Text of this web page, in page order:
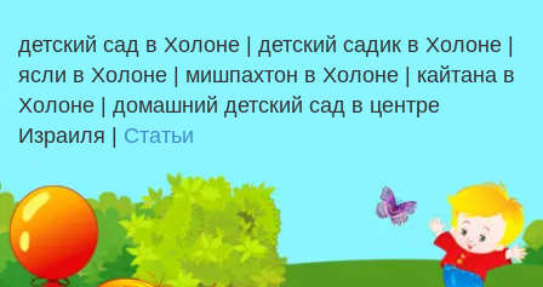
детский сад в Холоне | детский садик в Холоне |
ясли в Холоне | мишпахтон в Холоне | кайтана в
Холоне | домашний детский сад в центре
Израиля | Статьи